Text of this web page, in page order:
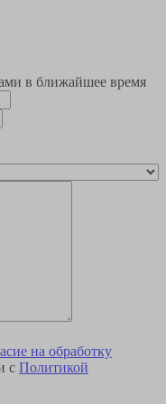
в ближайшее время
на обработку
с Политикой